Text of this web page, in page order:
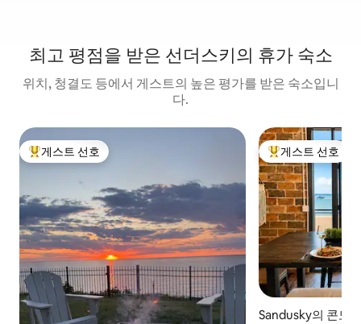
최고 평점을 받은 선더스키의 휴가 숙소
위치, 청결도 등에서 게스트의 높은 평가를 받은 숙소입니
다.
상위 게스트 선호
게스트 선호 상위 게스트 선호
게스트 선호
Sandusky의 콘도